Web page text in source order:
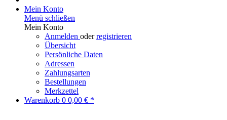
Mein Konto
Menü schließen
Mein Konto
Anmelden oderregistrieren
Übersicht
Persönliche Daten
Adressen
Zahlungsarten
Bestellungen
Merkzettel
Warenkorb 0 0,00 € *